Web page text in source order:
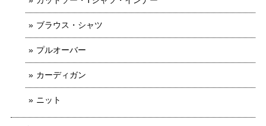
ブラウス・シャツ
プルオーバー
カーディガン
ニット